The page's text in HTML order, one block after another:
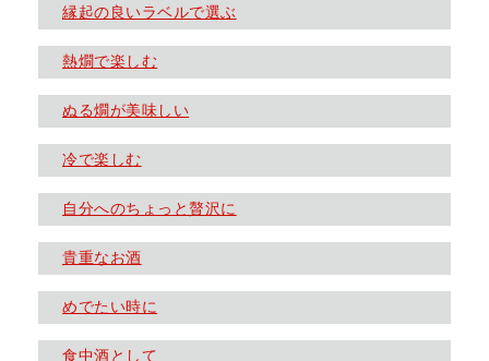
縁起の良いラベルで選ぶ
熱燗で楽しむ
ぬる燗が美味しい
冷で楽しむ
自分へのちょっと贅沢に
貴重なお酒
めでたい時に
食中酒として